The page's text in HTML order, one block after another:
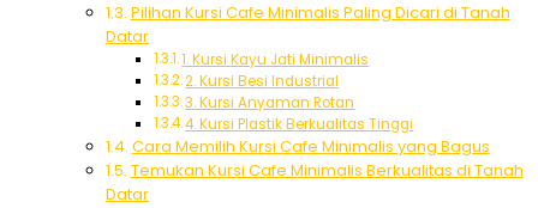
Pilihan Kursi Cafe Minimalis Paling Dicari di Tanah
Datar
1. Kursi Kayu Jati Minimalis
2. Kursi Besi Industrial
3. Kursi Anyaman Rotan
4. Kursi Plastik Berkualitas Tinggi
Cara Memilih Kursi Cafe Minimalis yang Bagus
Temukan Kursi Cafe Minimalis Berkualitas di Tanah
Datar